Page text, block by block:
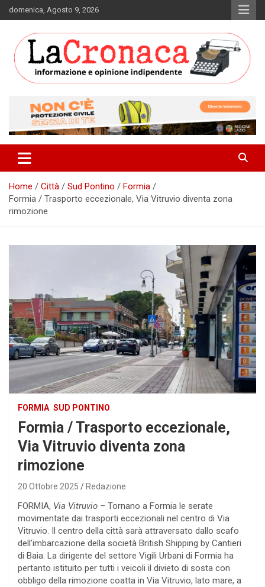
Skip
to
domenica, Agosto 9, 2026
La Cronaca Quotidiano
Home Città Sud Pontino
Formia
Formia / Trasporto eccezionale, Via Vitruvio diventa zona
rimozione
FORMIA SUD PONTINO
Formia / Trasporto eccezionale,
Via Vitruvio diventa zona
rimozione
20 Ottobre 2025 Redazione
FORMIA, Via Vitruvio – Tornano a Formia le serate
movimentate dai trasporti eccezionali nel centro di Via
Vitruvio. Il centro della città sarà attraversato dallo scafo
dell’imbarcazione della società British Shipping by Cantieri
di Baia. La dirigente del settore Vigili Urbani di Formia ha
pertanto istituito per tutti i veicoli il divieto di sosta con
obbligo della rimozione coatta in Via Vitruvio, lato mare, a